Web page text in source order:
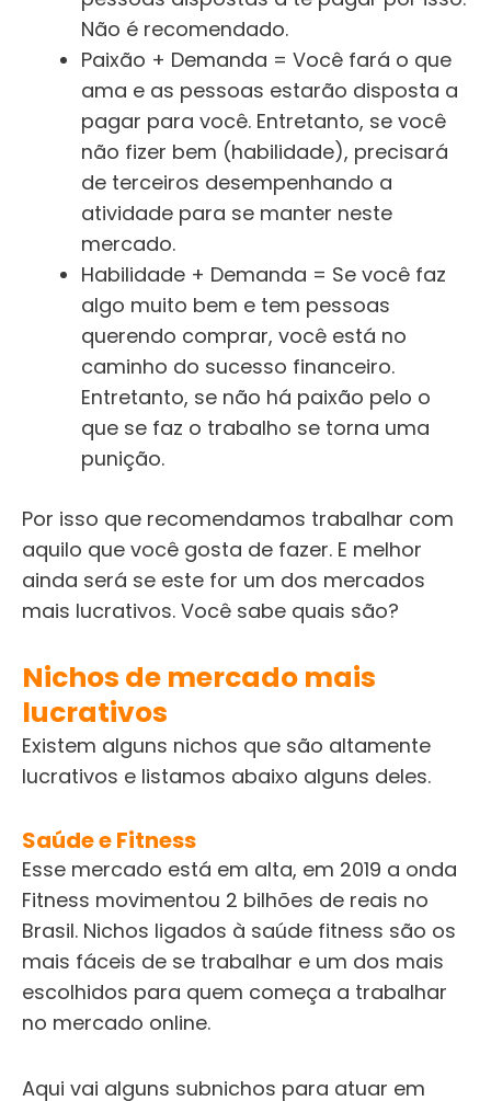
Não é recomendado.
Paixão + Demanda = Você fará o que
ama e as pessoas estarão disposta a
pagar para você. Entretanto, se você
não fizer bem (habilidade), precisará
de terceiros desempenhando a
atividade para se manter neste
mercado.
Habilidade + Demanda = Se você faz
algo muito bem e tem pessoas
querendo comprar, você está no
caminho do sucesso financeiro.
Entretanto, se não há paixão pelo o
que se faz o trabalho se torna uma
punição.
Por isso que recomendamos trabalhar com
aquilo que você gosta de fazer. E melhor
ainda será se este for um dos mercados
mais lucrativos. Você sabe quais são?
Nichos de mercado mais
lucrativos
Existem alguns nichos que são altamente
lucrativos e listamos abaixo alguns deles.
Saúde e Fitness
Esse mercado está em alta, em 2019 a onda
Fitness movimentou 2 bilhões de reais no
Brasil. Nichos ligados à saúde fitness são os
mais fáceis de se trabalhar e um dos mais
escolhidos para quem começa a trabalhar
no mercado online.
Aqui vai alguns subnichos para atuar em